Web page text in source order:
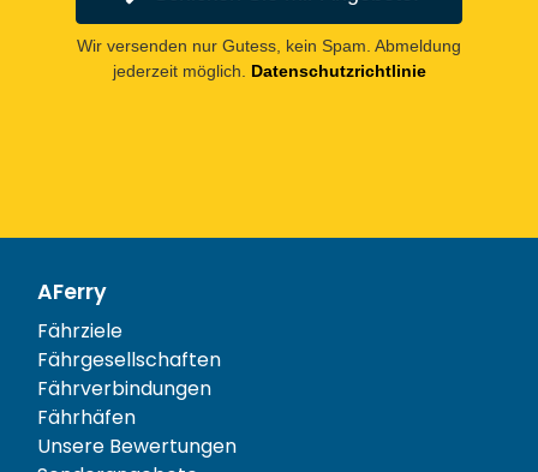
Wir versenden nur Gutess, kein Spam. Abmeldung
jederzeit möglich.
Datenschutzrichtlinie
AFerry
Fährziele
Fährgesellschaften
Fährverbindungen
Fährhäfen
Unsere Bewertungen